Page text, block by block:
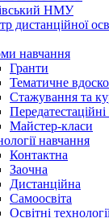
НМУ
дистанційної
навчання
Гранти
Тематичне
Стажування та
Майстер-класи
навчання
Контактна
Заочна
Дистанційна
Самоосвіта
Освітні